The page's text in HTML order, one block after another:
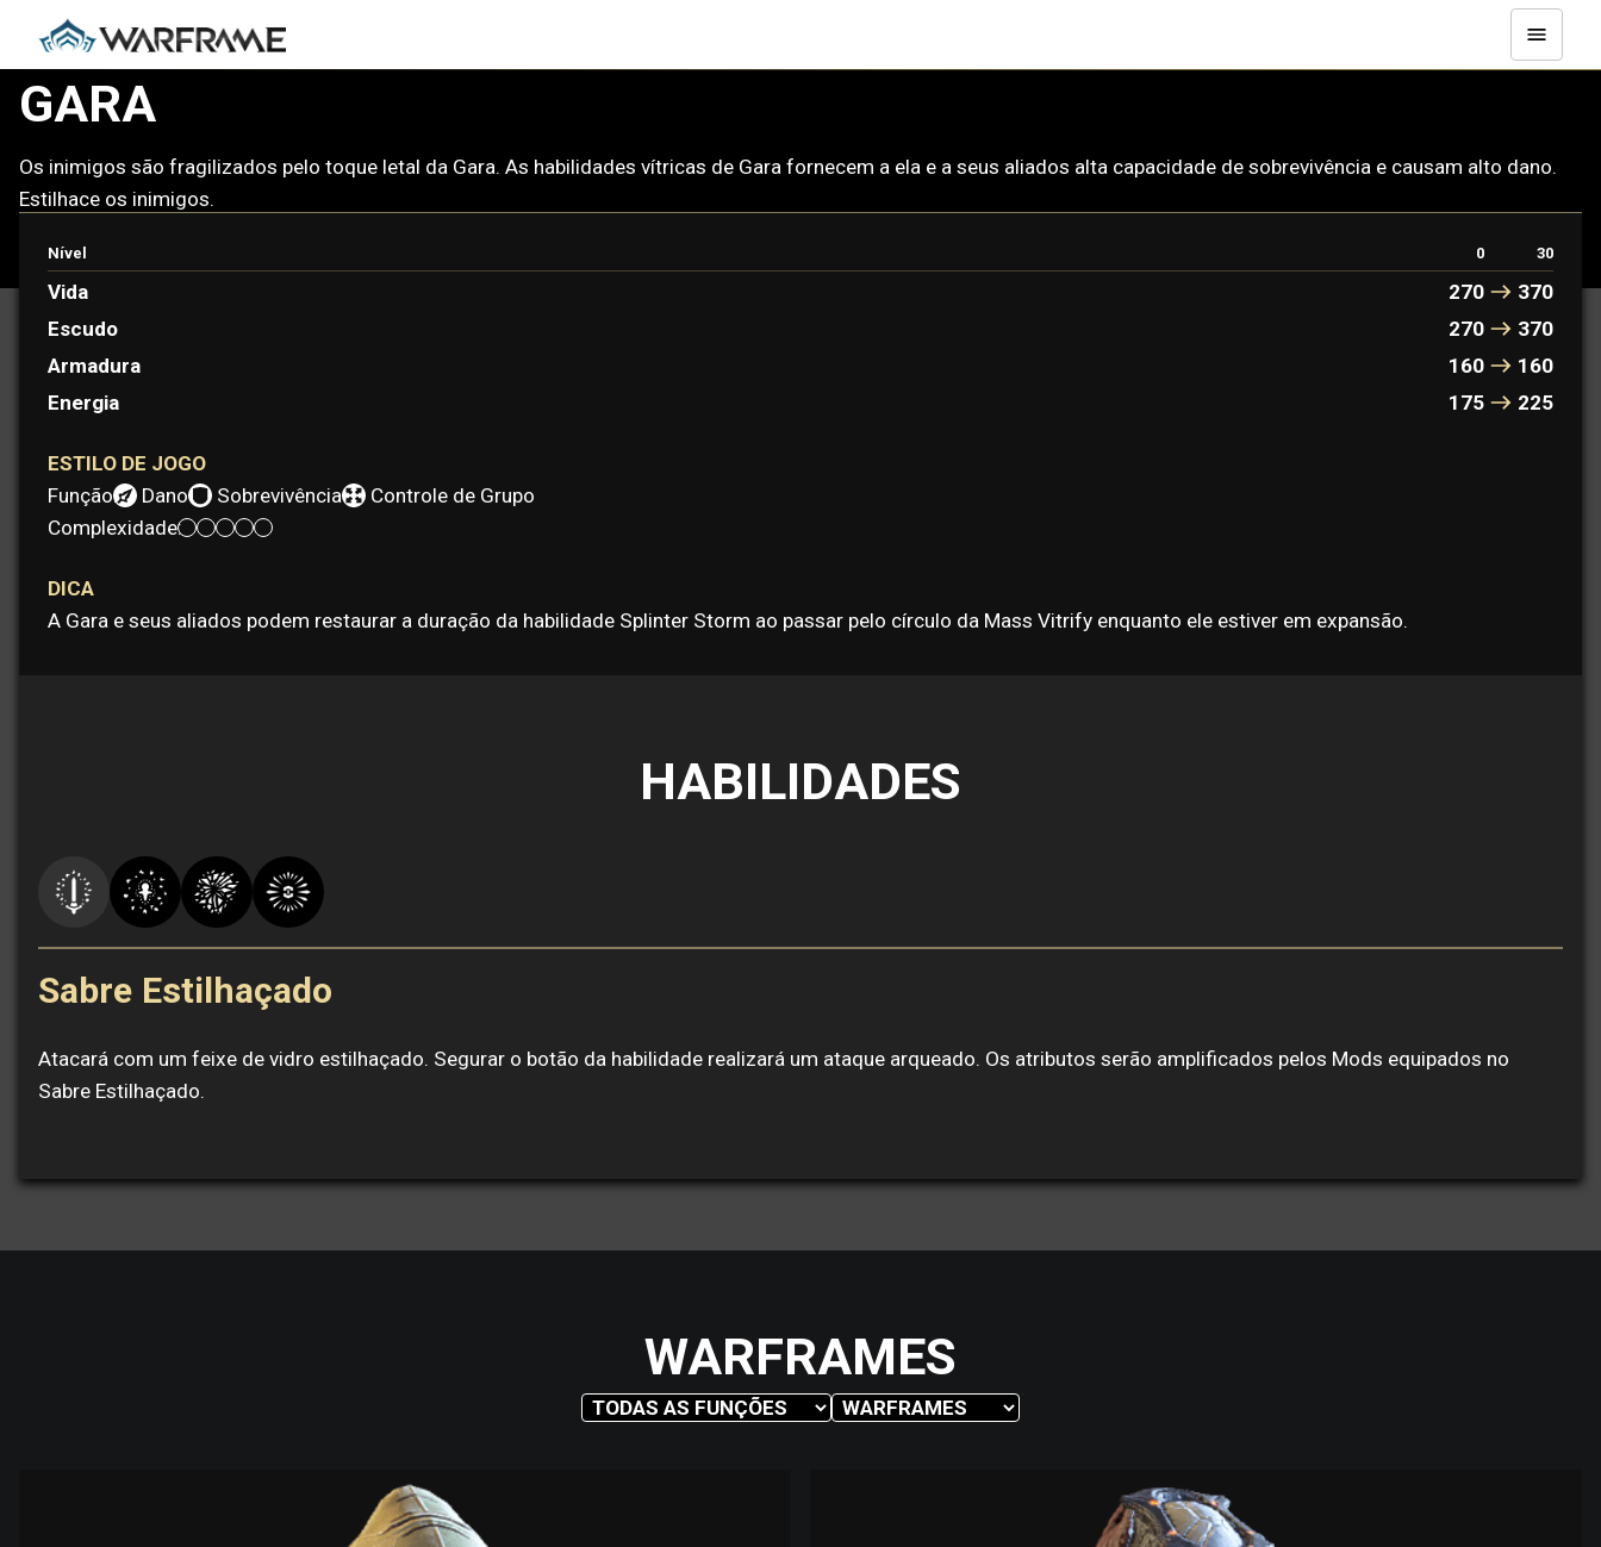
GARA
Os inimigos são fragilizados pelo toque letal da Gara. As habilidades vítricas de Gara fornecem a ela e a seus aliados alta capacidade de sobrevivência e causam alto dano.
Estilhace os inimigos.
Nível 0 30
Vida 270
370
Escudo
270
370
Armadura
160
160
Energia
175 225
ESTILO DE JOGO
Função:
Dano Sobrevivência
Controle de Grupo
Complexidade:
DICA
A Gara e seus aliados podem restaurar a duração da habilidade Splinter Storm ao passar pelo círculo da Mass Vitrify enquanto ele estiver em expansão.
HABILIDADES
Sabre Estilhaçado
Atacará com um feixe de vidro estilhaçado. Segurar o botão da habilidade realizará um ataque arqueado. Os atributos serão amplificados pelos Mods equipados no
Sabre Estilhaçado.
WARFRAMES